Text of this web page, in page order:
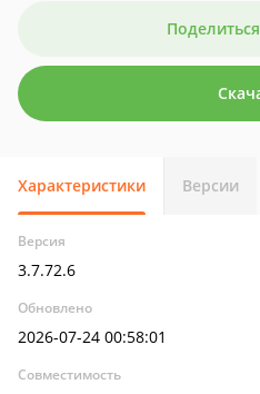
Характеристики Версии
Версия
3.7.72.6
Обновлено
2026-07-24 00:58:01
Совместимость